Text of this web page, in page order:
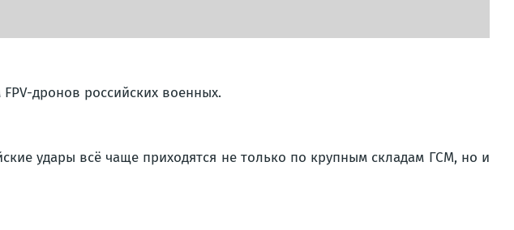
дронов российских военных.
удары всё чаще приходятся не только по крупным складам ГСМ, но и